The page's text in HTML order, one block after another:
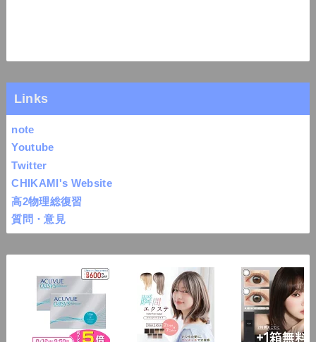
Links
note
Youtube
Twitter
CHIKAMI's Website
高2物理総復習
質問・意見